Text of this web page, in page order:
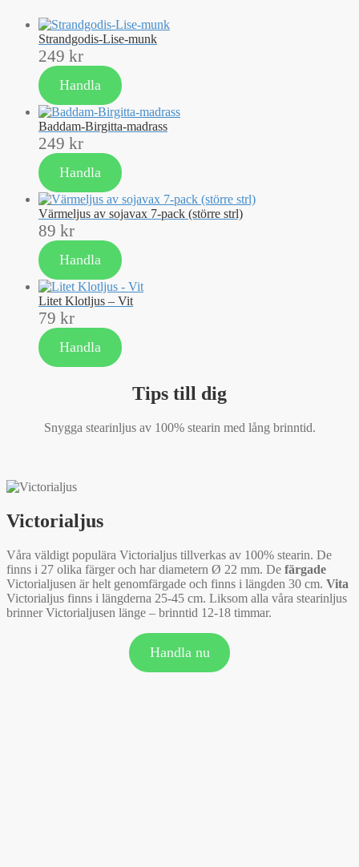
Strandgodis-Lise-munk
249 kr
Handla
Baddam-Birgitta-madrass
249 kr
Handla
Värmeljus av sojavax 7-pack (större strl)
89 kr
Handla
Litet Klotljus – Vit
79 kr
Handla
Tips till dig
Snygga stearinljus av 100% stearin med lång brinntid.
Victorialjus
Våra väldigt populära Victorialjus tillverkas av 100% stearin. De
finns i 27 olika färger och har diametern Ø 22 mm. De färgade
Victorialjusen är helt genomfärgade och finns i längden 30 cm. Vita
Victorialjus finns i längderna 25-45 cm. Liksom alla våra stearinljus
brinner Victorialjusen länge – brinntid 12-18 timmar.
Handla nu